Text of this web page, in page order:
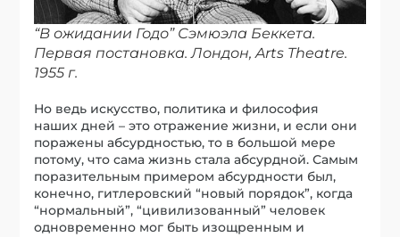
“В ожидании Годо” Сэмюэла Беккета.
Первая постановка. Лондон, Arts Theatre.
1955 г.
Но ведь искусство, политика и философия
наших дней – это отражение жизни, и если они
поражены абсурдностью, то в большой мере
потому, что сама жизнь стала абсурдной. Самым
поразительным примером абсурдности был,
конечно, гитлеровский “новый порядок”, когда
“нормальный”, “цивилизованный” человек
одновременно мог быть изощренным и